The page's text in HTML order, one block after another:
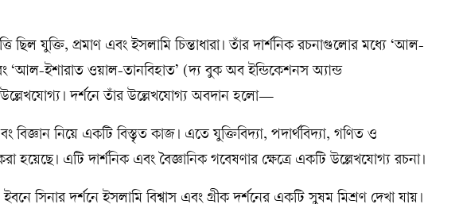
ছিল যুক্তি, প্রমাণ এবং ইসলামি চিন্তাধারা। তাঁর দার্শনিক রচনাগুলোর মধ্যে ‘আল-
‘আল-ইশারাত ওয়াল-তানবিহাত’ (দ্য বুক অব ইন্ডিকেশনস অ্যান্ড
দর্শনে তাঁর উল্লেখযোগ্য অবদান হলো—
বিজ্ঞান নিয়ে একটি বিস্তৃত কাজ। এতে যুক্তিবিদ্যা, পদার্থবিদ্যা, গণিত ও
হয়েছে। এটি দার্শনিক এবং বৈজ্ঞানিক গবেষণার ক্ষেত্রে একটি উল্লেখযোগ্য রচনা।
ইবনে সিনার দর্শনে ইসলামি বিশ্বাস এবং গ্রীক দর্শনের একটি সুষম মিশ্রণ দেখা যায়।